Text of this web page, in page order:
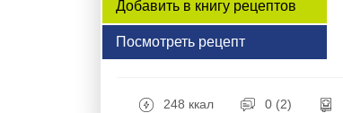
Добавить в книгу рецептов
Посмотреть рецепт
248 ккал 0 (2)